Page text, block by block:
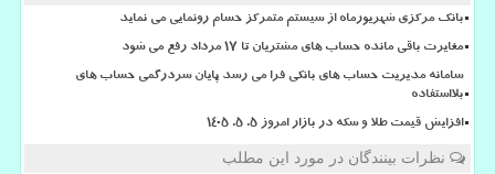
بانک مرکزی شهریورماه از سیستم متمرکز حسام رونمایی می نماید
مغایرت باقی مانده حساب های مشتریان تا 17 مرداد رفع می شود
سامانه مدیریت حساب های بانکی فرا می رسد پایان سردرگمی حساب های
بلااستفاده
افزایش قیمت طلا و سکه در بازار امروز ۵. ۵. ۱۴۰۵
نظرات بینندگان در مورد این مطلب